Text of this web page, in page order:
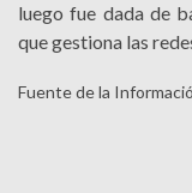
luego fue dada de
que gestiona las
Fuente de la